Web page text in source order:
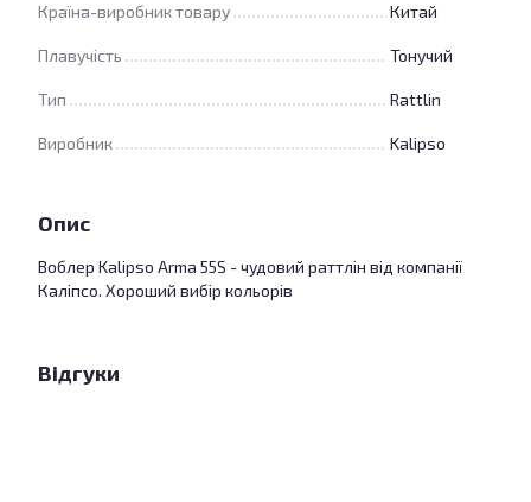
Країна-виробник товару Китай
Плавучість Тонучий
Тип Rattlin
Виробник Kalipso
Опис
Воблер Kalipso Arma 55S - чудовий раттлін від компанії
Каліпсо. Хороший вибір кольорів
Відгуки